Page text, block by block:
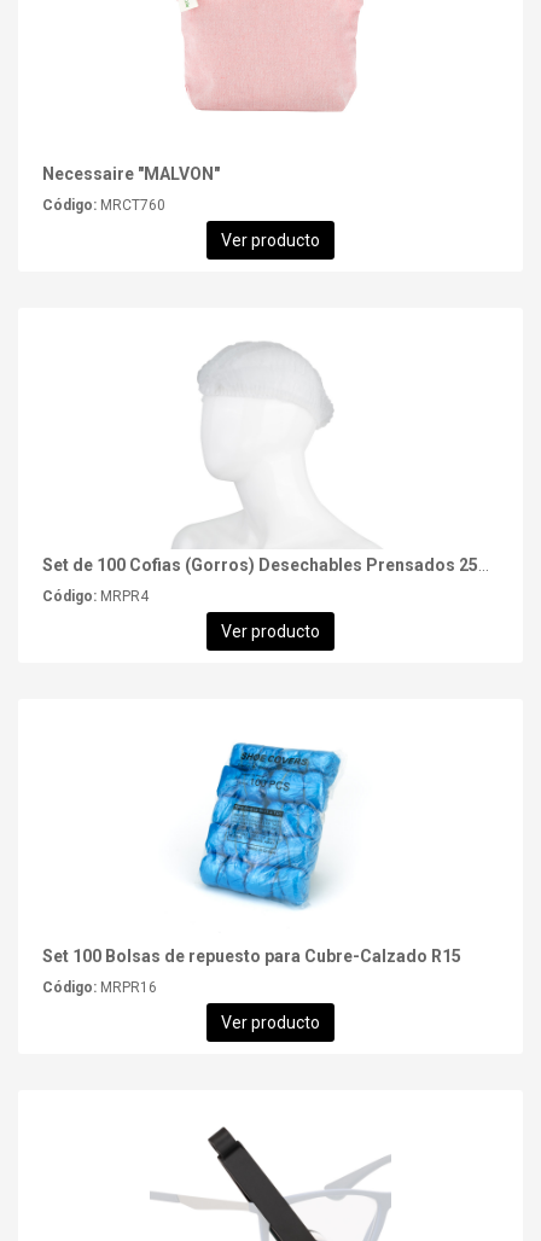
Necessaire "MALVON"
Código: MRCT760
Ver producto
Código: MRPR4
Ver producto
Set 100 Bolsas de repuesto para Cubre-Calzado R15
Código: MRPR16
Ver producto